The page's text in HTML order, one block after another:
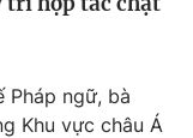
Pháp ngữ, bà
Khu vực châu Á